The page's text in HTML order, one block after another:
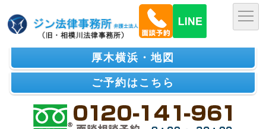
厚木横浜・地図
ご予約はこちら